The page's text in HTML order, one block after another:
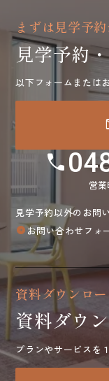
まずは見学予約
見学予約
以下フォームまたは
call
営
見学予約以外のお問
arrow_circle_rightお問い合わせフォ
資料ダウンロ
資料ダウ
プランやサービスを